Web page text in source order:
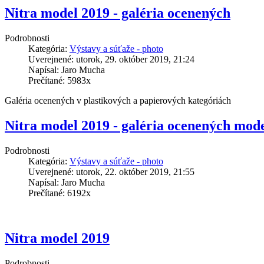
projektov,
ktoré
náročné,
všetky
projekty
Nitra model 2019 - galéria ocenených
Podrobnosti
Kategória: Výstavy a súťaže - photo
Uverejnené: utorok, 29. október 2019, 21:24
Napísal: Jaro Mucha
Prečítané: 5983x
Galéria ocenených v plastikových a papierových kategóriách
Nitra model 2019 - galéria ocenených
Podrobnosti
Kategória: Výstavy a súťaže - photo
Uverejnené: utorok, 22. október 2019, 21:55
Napísal: Jaro Mucha
Prečítané: 6192x
Nitra model 2019